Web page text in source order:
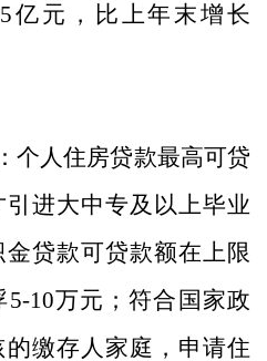
亿元，比上年末增长
个人住房贷款最高可贷
进大中专及以上毕业
贷款可贷款额在上限
5-10万元；符合国家政
缴存人家庭，申请住